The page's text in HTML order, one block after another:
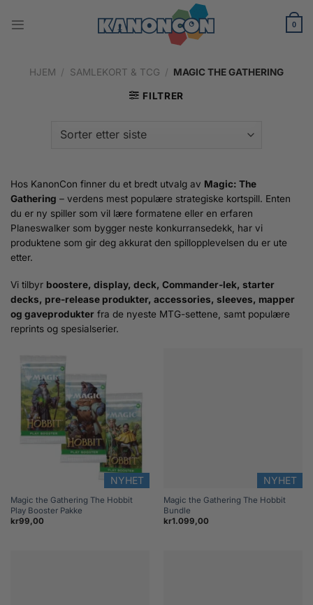
0
HJEM / SAMLEKORT & TCG / MAGIC THE GATHERING
FILTRER
Hos KanonCon finner du et bredt utvalg av Magic: The
Gathering – verdens mest populære strategiske kortspill. Enten
du er ny spiller som vil lære formatene eller en erfaren
Planeswalker som bygger neste konkurransedekk, har vi
produktene som gir deg akkurat den spillopplevelsen du er ute
etter.
Vi tilbyr boostere, display, deck, Commander-lek, starter
decks, pre-release produkter, accessories, sleeves, mapper
og gaveprodukter fra de nyeste MTG-settene, samt populære
reprints og spesialserier.
NYHET
Magic the Gathering The Hobbit
Play Booster Pakke
kr99,00
NYHET
Magic the Gathering The Hobbit
Bundle
kr1.099,00